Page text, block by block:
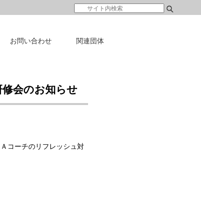
お問い合わせ 関連団体
会のお知らせ
コーチのリフレッシュ対